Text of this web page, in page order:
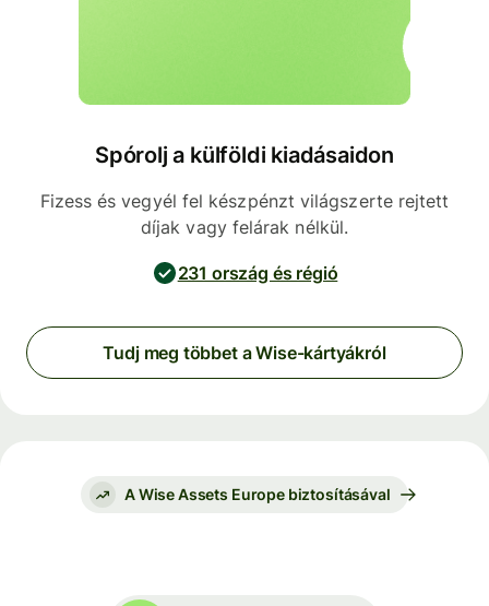
Spórolj a külföldi kiadásaidon
Fizess és vegyél fel készpénzt világszerte rejtett
díjak vagy felárak nélkül.
231 ország és régió
Tudj meg többet a Wise-kártyákról
A Wise Assets Europe biztosításával